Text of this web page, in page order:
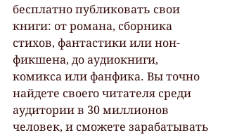
бесплатно публиковать свои
книги: от романа, сборника
стихов, фантастики или нон-
фикшена, до аудиокниги,
комикса или фанфика. Вы точно
найдете своего читателя среди
аудитории в 30 миллионов
человек, и сможете зарабатывать